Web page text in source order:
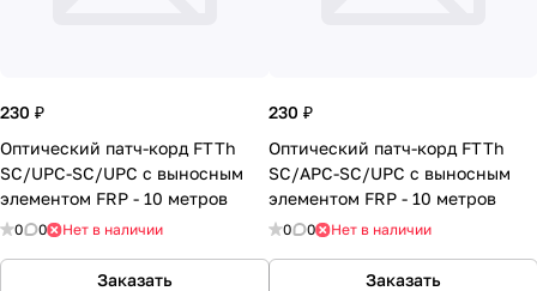
230 ₽
Оптический патч-корд FTTh
SC/UPC-SC/UPC с выносным
элементом FRP - 10 метров
0 0 Нет в наличии
Заказать
230 ₽
Оптический патч-корд FTTh
SC/APC-SC/UPC с выносным
элементом FRP - 10 метров
0 0 Нет в наличии
Заказать